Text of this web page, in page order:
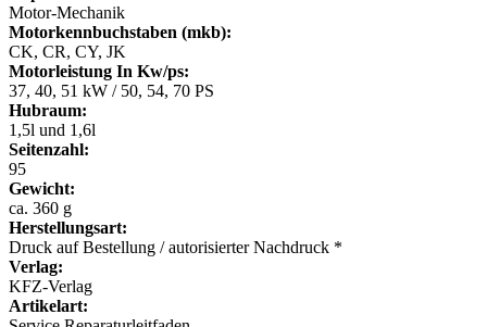
Motor-Mechanik
Motorkennbuchstaben (mkb):
CK, CR, CY, JK
Motorleistung In Kw/ps:
37, 40, 51 kW / 50, 54, 70 PS
Hubraum:
1,5l und 1,6l
Seitenzahl:
95
Gewicht:
ca. 360 g
Herstellungsart:
Druck auf Bestellung / autorisierter Nachdruck *
Verlag:
KFZ-Verlag
Artikelart: